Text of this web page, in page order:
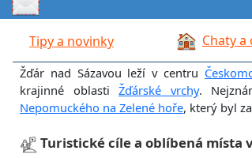
Tipy a novinky Chaty a
Žďár nad Sázavou leží v centru
krajinné oblasti Žďárské vrchy.
Nepomuckého na Zelené hoře, který byl
Turistické cíle a oblíbená místa